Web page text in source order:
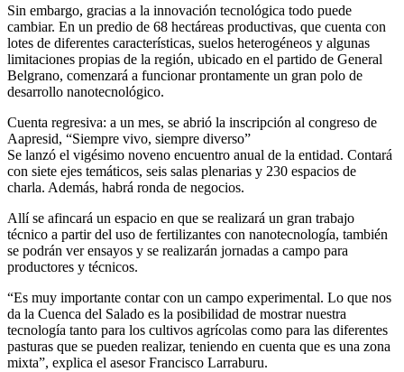
Sin embargo, gracias a la innovación tecnológica todo puede
cambiar. En un predio de 68 hectáreas productivas, que cuenta con
lotes de diferentes características, suelos heterogéneos y algunas
limitaciones propias de la región, ubicado en el partido de General
Belgrano, comenzará a funcionar prontamente un gran polo de
desarrollo nanotecnológico.
Cuenta regresiva: a un mes, se abrió la inscripción al congreso de
Aapresid, “Siempre vivo, siempre diverso”
Se lanzó el vigésimo noveno encuentro anual de la entidad. Contará
con siete ejes temáticos, seis salas plenarias y 230 espacios de
charla. Además, habrá ronda de negocios.
Allí se afincará un espacio en que se realizará un gran trabajo
técnico a partir del uso de fertilizantes con nanotecnología, también
se podrán ver ensayos y se realizarán jornadas a campo para
productores y técnicos.
“Es muy importante contar con un campo experimental. Lo que nos
da la Cuenca del Salado es la posibilidad de mostrar nuestra
tecnología tanto para los cultivos agrícolas como para las diferentes
pasturas que se pueden realizar, teniendo en cuenta que es una zona
mixta”, explica el asesor Francisco Larraburu.